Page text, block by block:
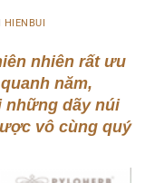
HIENBUI
nhiên rất ưu
năm,
những dãy núi
vô cùng quý